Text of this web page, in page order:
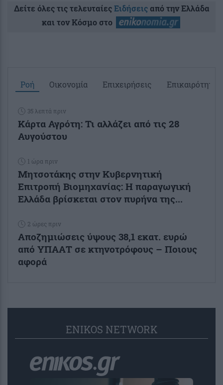
Δείτε όλες τις τελευταίεςΕιδήσειςαπό την Ελλάδα
και τον Κόσμο στο
Ροή Οικονομία Επιχειρήσεις Επικαιρότητα
35 λεπτά πριν
Κάρτα Αγρότη: Τι αλλάζει από τις 28
Αυγούστου
1 ώρα πριν
Μητσοτάκης στην Κυβερνητική
Επιτροπή Βιομηχανίας: Η παραγωγική
Ελλάδα βρίσκεται στον πυρήνα της...
2 ώρες πριν
Αποζημιώσεις ύψους 38,1 εκατ. ευρώ
από ΥΠΑΑΤ σε κτηνοτρόφους – Ποιους
αφορά
ENIKOS NETWORK